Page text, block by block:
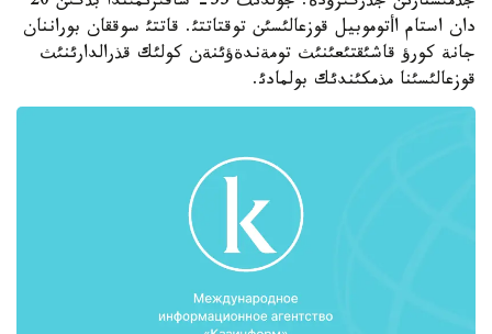
دان استام اأتوموبيل قوزعالئسئن توقتاتتئ. قاتتئ سوققان بوراننان
جانة كورؤ قاشئقتئعئنئث تومةندةؤئنةن كولئك قذرالدارئنئث
قوزعالئسئنا مذمكئندئك بولمادئ.